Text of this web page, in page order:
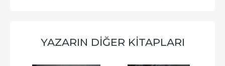
YAZARIN DIĞER KITAPLARI